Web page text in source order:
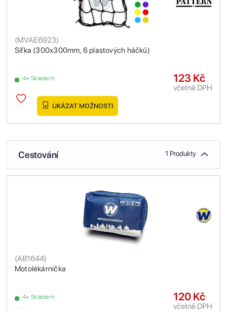
Síťka (300x300mm, 6 plastových háčků)
(MVAE6923)
4+ Skladem 123 Kč
včetně DPH
UKÁZAT MOŽNOSTI
Cestování 1 Produkty
Motolékárnička
(AB1644)
4+ Skladem 120 Kč
včetně DPH